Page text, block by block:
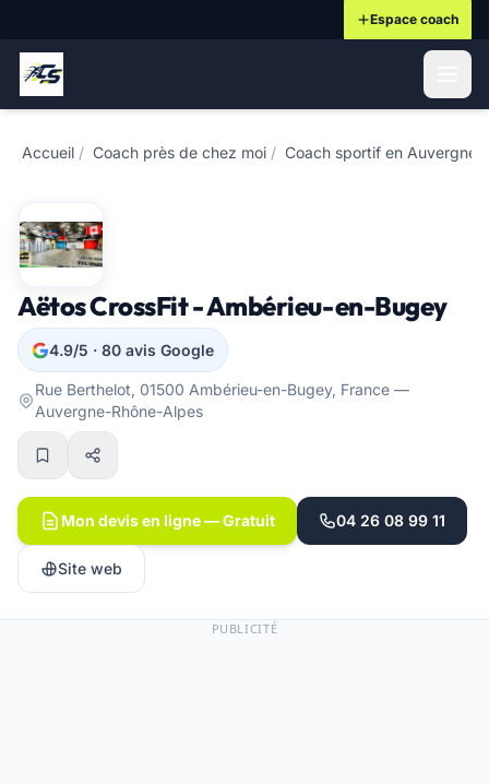
Espace coach
Accueil / Coach près de chez moi / Coach sportif en Auvergne-
Aëtos CrossFit - Ambérieu-en-Bugey
4.9/5 · 80 avis Google
Rue Berthelot, 01500 Ambérieu-en-Bugey, France —
Auvergne-Rhône-Alpes
Mon devis en ligne — Gratuit 04 26 08 99 11
Site web
PUBLICITÉ